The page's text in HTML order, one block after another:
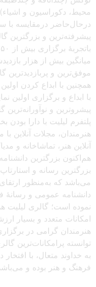
محیط، دکوراسیون و
درحال‌حاضر درمقایسه با
پیشرفته‌ترین و بزرگترین
میانگین بیش از هزار
موفق‌ترین و پربازدیدترین
همچنین با ابداع کردن
با ابداع و برگزاری اولین
پیشروترین و
پلتفرم لیلیت با دارا
هنرمندان، مجلات آنلاین
آنلاین هنر، تماشاخانه و
هم‌اکنون بزرگترین
بزرگترین رسانه و
می‌باشد که به‌منظور
دانشنامه عمومی و رسانهٔ
نموده است؛ گالری لیلیت
امکانات متعدد و بسیار
هنرمندان گرامی در
توانسته پرامکانات‌ترین
به خداوند متعال، با
فرهنگ و هنر بوده و